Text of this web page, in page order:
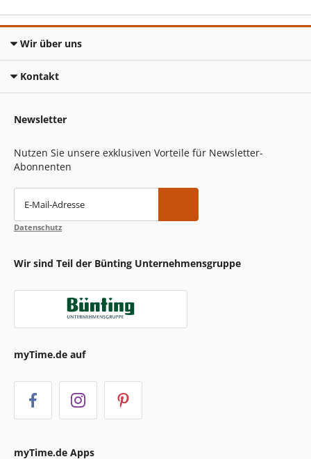
Wir über uns
Kontakt
Newsletter
Nutzen Sie unsere exklusiven Vorteile für Newsletter-
Abonnenten
E-Mail-Adresse
Datenschutz
Wir sind Teil der Bünting Unternehmensgruppe
myTime.de auf
myTime.de Apps